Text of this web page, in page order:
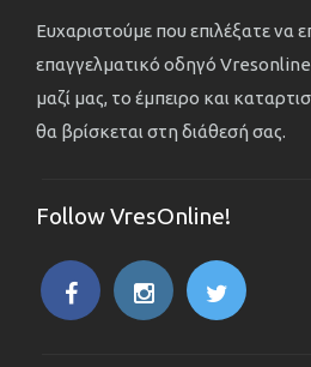
Ευχαριστούμε που επιλέξατε να
επαγγελματικό οδηγό
μαζί μας, το έμπειρο και
θα βρίσκεται στη διάθεσή σας.
Follow VresOnline!